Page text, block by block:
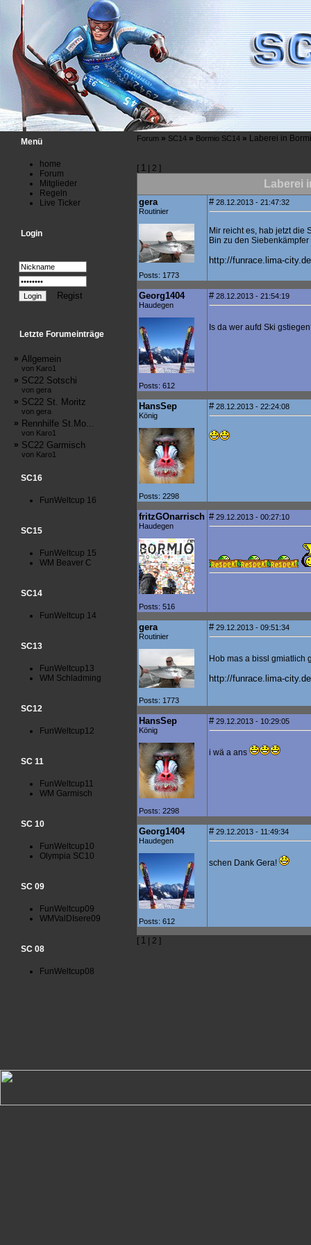
Menü
home
Forum
Mitglieder
Regeln
Live Ticker
Login
Regist
Letzte Forumeinträge
» Allgemein
von Karo1
» SC22 Sotschi
von gera
» SC22 St. Moritz
von gera
» Rennhilfe St.Mo...
von Karo1
» SC22 Garmisch
von Karo1
SC16
FunWeltcup 16
SC15
FunWeltcup 15
WM Beaver C
SC14
FunWeltcup 14
SC13
FunWeltcup13
WM Schladming
SC12
FunWeltcup12
SC 11
FunWeltcup11
WM Garmisch
SC 10
FunWeltcup10
Olympia SC10
SC 09
FunWeltcup09
WMValDIsere09
SC 08
FunWeltcup08
Forum» SC14» Bormio SC14» Laberei in
[ 1| 2 ]
Laberei
gera
Routinier
Posts: 1773
#28.12.2013 - 21:47:32
Mir reicht es, hab jetzt die
Bin zu den
http://funrace.lima-
Georg1404
Haudegen
Posts: 612
#28.12.2013 - 21:54:19
Is da wer aufd Ski
HansSep
König
Posts: 2298
#28.12.2013 - 22:24:08
fritzGOnarrisch
Haudegen
Posts: 516
#29.12.2013 - 00:27:10
gera
Routinier
Posts: 1773
#29.12.2013 - 09:51:34
Hob mas a bissl gmiatlich
http://funrace.lima-
HansSep
König
Posts: 2298
#29.12.2013 - 10:29:05
i wä a ans
Georg1404
Haudegen
Posts: 612
#29.12.2013 - 11:49:34
schen Dank Gera!
[ 1| 2 ]